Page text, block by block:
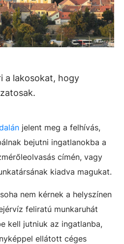
a lakosokat, hogy
jelent meg a felhívás,
bejutni ingatlanokba a
címén, vagy
kiadva magukat.
nem kérnek a helyszínen
feliratú munkaruhát
kell jutniuk az ingatlanba,
ellátott céges